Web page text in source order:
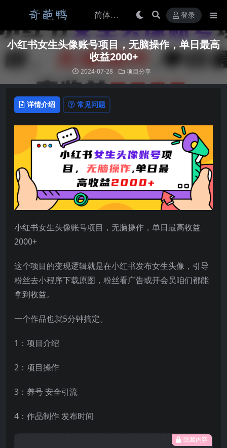
登录
小红书女生头像账号项目，无脑操作，单日最高
收益2000+
2024-07-28 项目分享
详情介绍 常见问题
小红书女生头像账号项目，无脑操作，单日最高收益
2000+
这个项目的变现逻辑就是在小红书发布女生头像，引导
粉丝去小程序下载原图，粉丝看广告或开会员咱们都能
拿到收益。
一个作品也就5分钟搞定。
1：项目介绍
2：项目操作
3：养号 安全引流
4：作品制作 发布时间
隐藏内容